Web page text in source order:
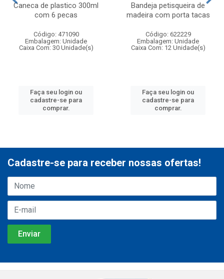
Caneca de plastico 300ml
com 6 pecas
Código: 471090
Embalagem: Unidade
Caixa Com: 30 Unidade(s)
Faça seu login ou
cadastre-se para
comprar.
Bandeja petisqueira de
madeira com porta tacas
Código: 622229
Embalagem: Unidade
Caixa Com: 12 Unidade(s)
Faça seu login ou
cadastre-se para
comprar.
Cadastre-se para receber nossas ofertas!